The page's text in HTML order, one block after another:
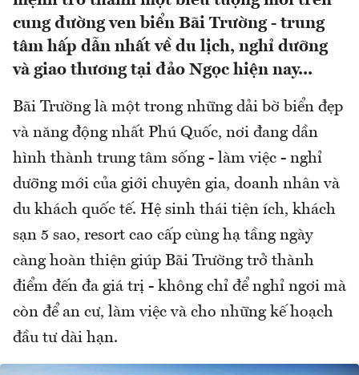
cung đường ven biển Bãi Trường - trung
tâm hấp dẫn nhất về du lịch, nghỉ dưỡng
và giao thương tại đảo Ngọc hiện nay...
Bãi Trường là một trong những dải bờ biển đẹp
và năng động nhất Phú Quốc, nơi đang dần
hình thành trung tâm sống - làm việc - nghỉ
dưỡng mới của giới chuyên gia, doanh nhân và
du khách quốc tế. Hệ sinh thái tiện ích, khách
sạn 5 sao, resort cao cấp cùng hạ tầng ngày
càng hoàn thiện giúp Bãi Trường trở thành
điểm đến đa giá trị - không chỉ để nghỉ ngơi mà
còn để an cư, làm việc và cho những kế hoạch
đầu tư dài hạn.